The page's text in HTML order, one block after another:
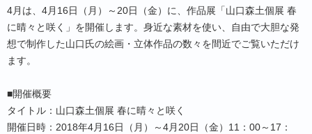
4月は、4月16日（月）～20日（金）に、作品展「山口森土個展 春
に晴々と咲く」を開催します。身近な素材を使い、自由で大胆な発
想で制作した山口氏の絵画・立体作品の数々を間近でご覧いただけ
ます。
■開催概要
タイトル：山口森土個展 春に晴々と咲く
開催日時：2018年4月16日（月）～4月20日（金）11：00～17：